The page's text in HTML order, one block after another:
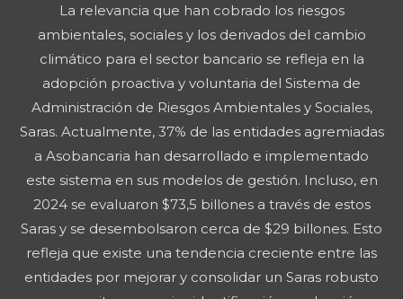
La relevancia que han cobrado los riesgos
ambientales, sociales y los derivados del cambio
climático para el sector bancario se refleja en la
adopción proactiva y voluntaria del Sistema de
Administración de Riesgos Ambientales y Sociales,
Saras. Actualmente, 37% de las entidades agremiadas
a Asobancaria han desarrollado e implementado
este sistema en sus modelos de gestión. Incluso, en
2024 se evaluaron $73,5 billones a través de estos
Saras y se desembolsaron cerca de $29 billones. Esto
refleja que existe una tendencia creciente entre las
entidades por mejorar y consolidar un Saras robusto